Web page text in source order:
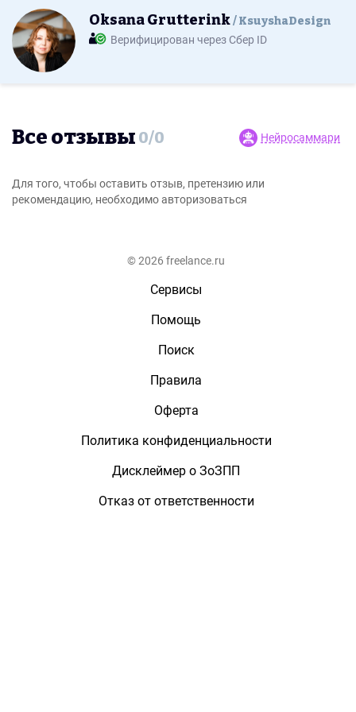
Oksana Grutterink KsuyshaDesign
Верифицирован через Сбер ID
Все отзывы 0/0 Нейросаммари
Для того, чтобы оставить отзыв, претензию или
рекомендацию, необходимо авторизоваться
© 2026 freelance.ru
Сервисы
Помощь
Поиск
Правила
Оферта
Политика конфиденциальности
Дисклеймер о ЗоЗПП
Отказ от ответственности